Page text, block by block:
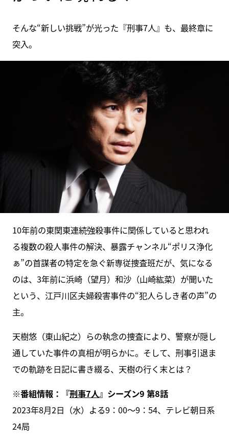
そんな“新しい挑戦”が光った『刑事7人』も、最終章に
突入。
10年前の東関東連続強殺事件に関係していると思われ
る複数の殺人事件の解決、暴露チャンネル“ポリス浄化
ぁ”の首謀者の特定を急ぐ新専従捜査班だが、気になる
のは、3年前に浜崎（望月）和沙（山崎紘菜）が聞いた
という、江戸川区夫婦殺害事件の“犯人らしき者の声”の
主。
天樹悠（東山紀之）らの執念の捜査により、警察が隠し
通していた事件の真相が明らかに。そして、刑事引退ま
での軌跡を日記に書き綴る、天樹の行く末とは？
※番組情報：『刑事7人』シーズン9 第8話
2023年8月2日（水）よる9：00～9：54、テレビ朝日系
24局